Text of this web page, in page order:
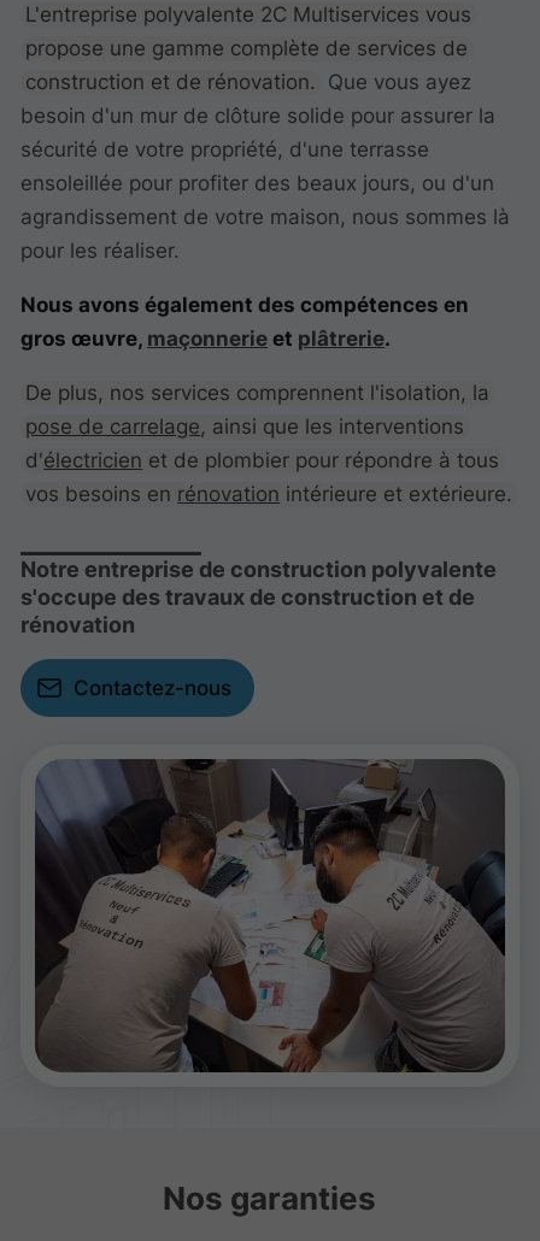
L'entreprise polyvalente 2C Multiservices vous
propose une gamme complète de services de
construction et de rénovation.
Que vous ayez
besoin d'un mur de clôture solide pour assurer la
sécurité de votre propriété, d'une terrasse
ensoleillée pour profiter des beaux jours, ou d'un
agrandissement de votre maison, nous sommes là
pour les réaliser.
Nous avons également des compétences en
gros œuvre, maçonnerie et plâtrerie.
De plus, nos services comprennent l'isolation, la
pose de carrelage, ainsi que les interventions
d'électricien et de plombier pour répondre à tous
vos besoins en rénovation intérieure et extérieure.
Notre entreprise de construction polyvalente
s'occupe des travaux de construction et de
rénovation
Contactez-nous
Nos garanties